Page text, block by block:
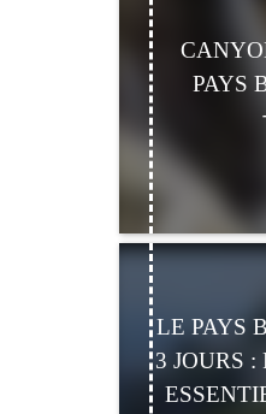
PAYS
LE PAYS
3 JOURS :